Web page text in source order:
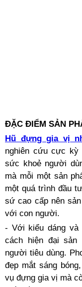
ĐẶC ĐIỂM SẢN
Hũ đựng gia vị
nghiên cứu cực
sức khoẻ người
mà mỗi một sản
một quá trình đầu
sứ cao cấp nên
với con người.
- Với kiểu dáng và
cách hiện đại
người tiêu dùng.
đẹp mắt sáng
vụ đựng gia vị mà